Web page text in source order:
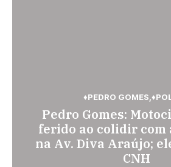
♦ESPORTES
Vini Jr. torna-se o
bem pago; veja o
AGOSTO 7,
♦PEDRO GOMES
Pedro Gomes:
ferido ao colidir com
na Av. Diva Araújo;
CNH
♦POLÍCIA
Jovem de 26 anos é
facadas em Rio
Grosso; suspeito é